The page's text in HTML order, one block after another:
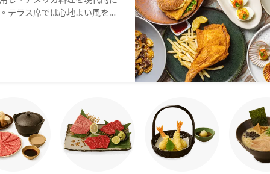
テラス席では心地よい風を感